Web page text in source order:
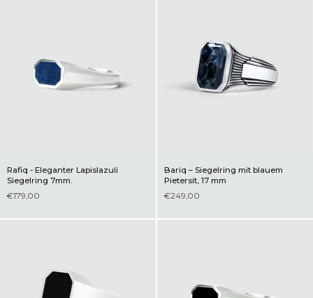
Rafiq - Eleganter Lapislazuli
Siegelring 7mm.
€179,00
Bariq – Siegelring mit blauem
Pietersit, 17 mm
€249,00